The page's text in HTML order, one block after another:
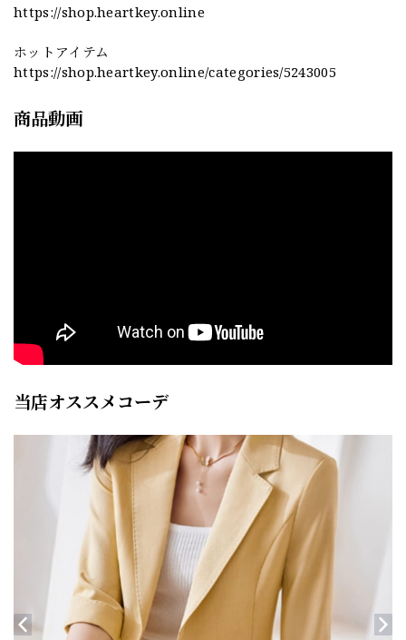
https://shop.heartkey.online
ホットアイテム
https://shop.heartkey.online/categories/5243005
商品動画
当店オススメコーデ